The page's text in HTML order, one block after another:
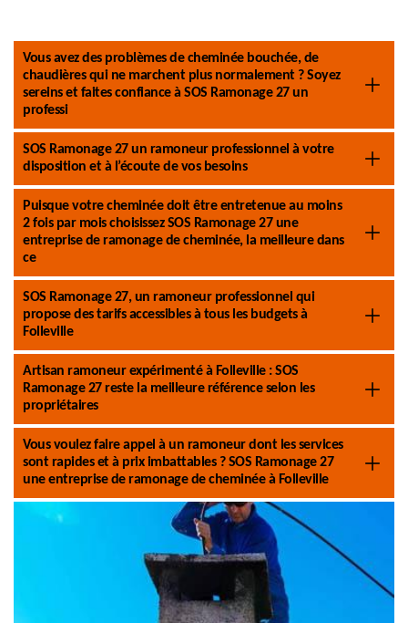
Vous avez des problèmes de cheminée bouchée, de
chaudières qui ne marchent plus normalement ? Soyez
sereins et faites confiance à SOS Ramonage 27 un
professi
SOS Ramonage 27 un ramoneur professionnel à votre
disposition et à l’écoute de vos besoins
Puisque votre cheminée doit être entretenue au moins
2 fois par mois choisissez SOS Ramonage 27 une
entreprise de ramonage de cheminée, la meilleure dans
ce
SOS Ramonage 27, un ramoneur professionnel qui
propose des tarifs accessibles à tous les budgets à
Folleville
Artisan ramoneur expérimenté à Folleville : SOS
Ramonage 27 reste la meilleure référence selon les
propriétaires
Vous voulez faire appel à un ramoneur dont les services
sont rapides et à prix imbattables ? SOS Ramonage 27
une entreprise de ramonage de cheminée à Folleville